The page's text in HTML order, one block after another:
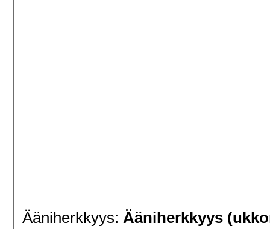
Ääniherkkyys: Ääniherkkyys